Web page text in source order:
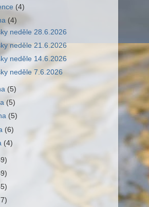
(4)
(4)
neděle 28.6.2026
neděle 21.6.2026
neděle 14.6.2026
neděle 7.6.2026
(5)
(5)
(5)
(6)
(4)